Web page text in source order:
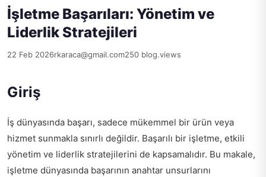
İşletme Başarıları: Yönetim ve
Liderlik Stratejileri
22 Feb 2026rkaraca@gmail.com250 blog.views
Giriş
İş dünyasında başarı, sadece mükemmel bir ürün veya
hizmet sunmakla sınırlı değildir. Başarılı bir işletme, etkili
yönetim ve liderlik stratejilerini de kapsamalıdır. Bu makale,
işletme dünyasında başarının anahtar unsurlarını